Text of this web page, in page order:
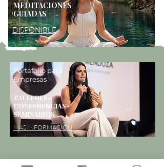
MEDITACIONES
GUIADAS
DISPONIBLE
Portafolio para
Empresas
TALLERES-
CONFERENCIAS-
SEMINARIOS
MAS INFORMACIÓN